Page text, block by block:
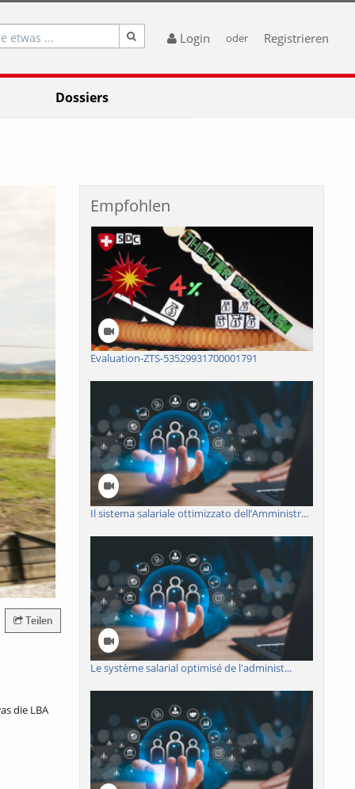
etwas ... Login oder Registrieren
Dossiers
Teilen
die LBA
Empfohlen
Evaluation-ZTS-53529931700001791
Il sistema salariale ottimizzato dell’Amministr...
Le système salarial optimisé de l'administ...